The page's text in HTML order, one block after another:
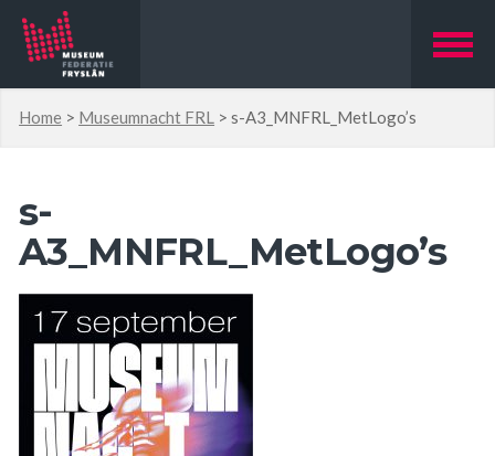
Home > Museumnacht FRL >s-A3_MNFRL_MetLogo’s
s-
A3_MNFRL_MetLogo’s